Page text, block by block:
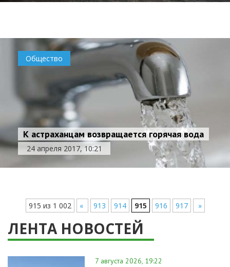
Общество
К астраханцам возвращается горячая вода
24 апреля 2017, 10:21
915 из 1 002 « 913 914 915 916 917 »
ЛЕНТА НОВОСТЕЙ
7 августа 2026, 19:22